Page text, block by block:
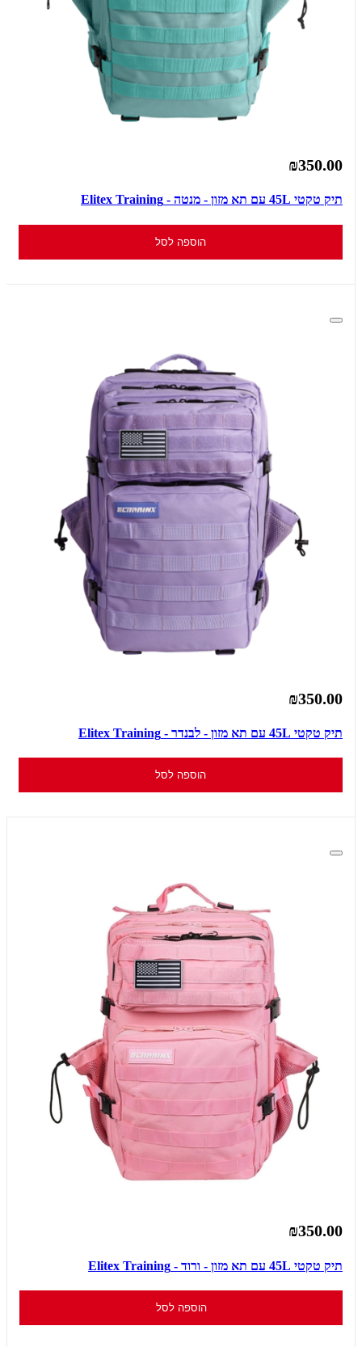
₪350.00
תיק טקטי 45L עם תא מזון - מנטה - Elitex Training
הוספה לסל
₪350.00
תיק טקטי 45L עם תא מזון - לבנדר - Elitex Training
הוספה לסל
₪350.00
תיק טקטי 45L עם תא מזון - ורוד - Elitex Training
הוספה לסל